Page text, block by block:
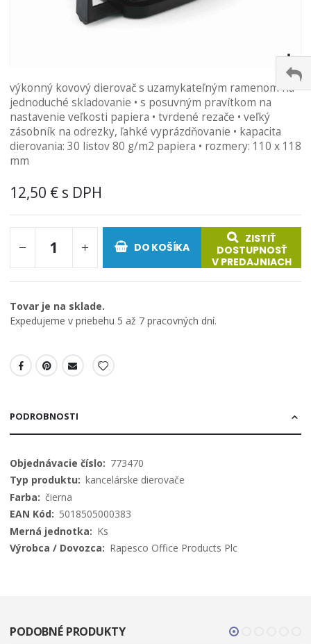
na
začiatok
galérie
obrázkov
výkonný kovový dierovač s uzamykateľným ramenom na
jednoduché skladovanie • s posuvným pravítkom na
nastavenie veľkosti papiera • tvrdené rezače • veľký
zásobník na odrezky, ľahké vyprázdňovanie • kapacita
dierovania: 30 listov 80 g/m2 papiera • rozmery: 110 x 118
mm
12,50 €
DO KOŠÍKA
ZISTIŤ
DOSTUPNOSŤ
V PREDAJNIACH
Tovar je na sklade.
Expedujeme v priebehu 5 až 7 pracovných dní.
PODROBNOSTI
Viac
informácií
773470
kancelárske dierovače
čierna
5018505000383
Ks
Rapesco Office Products Plc
PODOBNÉ PRODUKTY